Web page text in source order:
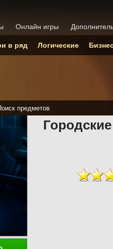
предметов
Онлайн игры
в ряд Логические